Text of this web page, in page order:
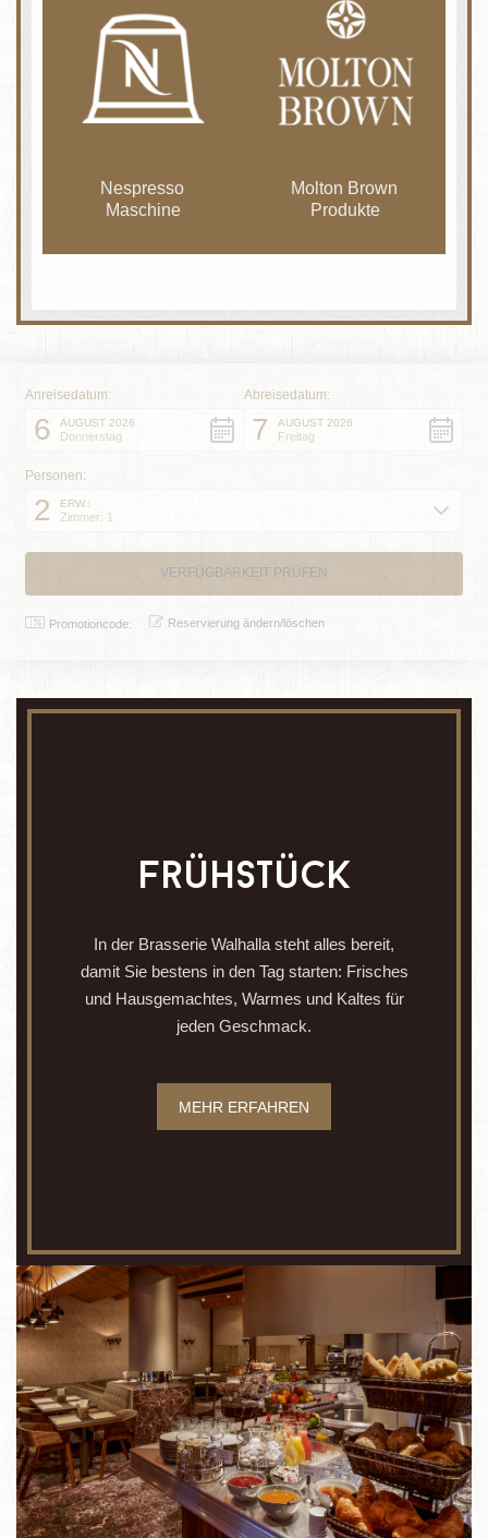
Nespresso
Maschine
Molton Brown
Produkte
Anreisedatum:
6 AUGUST 2026
Donnerstag
Abreisedatum:
7 AUGUST 2026
Freitag
Personen:
2 ERW.:
Zimmer: 1
Promotioncode: Reservierung ändern/löschen
frühstück
In der Brasserie Walhalla steht alles bereit,
damit Sie bestens in den Tag starten: Frisches
und Hausgemachtes, Warmes und Kaltes für
jeden Geschmack.
MEHR ERFAHREN